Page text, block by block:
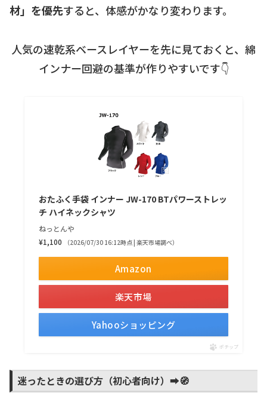
材」を優先すると、体感がかなり変わります。
人気の速乾系ベースレイヤーを先に見ておくと、綿
インナー回避の基準が作りやすいです👇
おたふく手袋 インナー JW-170 BTパワーストレッ
チ ハイネックシャツ
ねっとんや
¥1,100
（2026/07/30 16:12時点 | 楽天市場調べ）
Amazon
楽天市場
Yahooショッピング
ポチップ
迷ったときの選び方（初心者向け）➡️🧭